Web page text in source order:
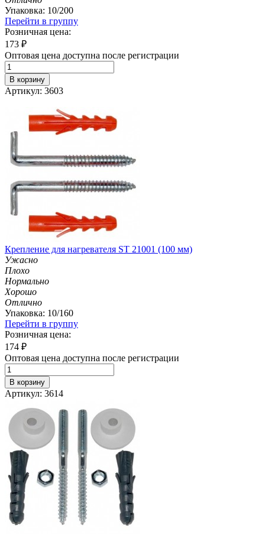
Упаковка: 10/200
Перейти в группу
Розничная цена:
173 ₽
Оптовая цена доступна после регистрации
В корзину
Артикул: 3603
Крепление для нагревателя ST 21001 (100 мм)
Ужасно
Плохо
Нормально
Хорошо
Отлично
Упаковка: 10/160
Перейти в группу
Розничная цена:
174 ₽
Оптовая цена доступна после регистрации
В корзину
Артикул: 3614